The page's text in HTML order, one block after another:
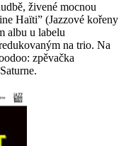
živené mocnou
Haïti” (Jazzové kořeny
albu u labelu
na trio. Na
zpěvačka